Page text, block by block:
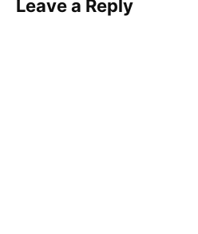
Leave a Reply